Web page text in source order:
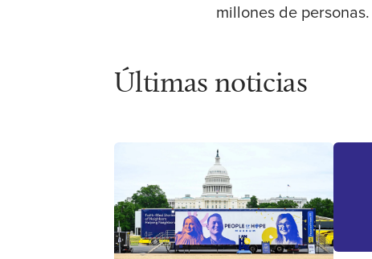
millones de
Últimas noticias